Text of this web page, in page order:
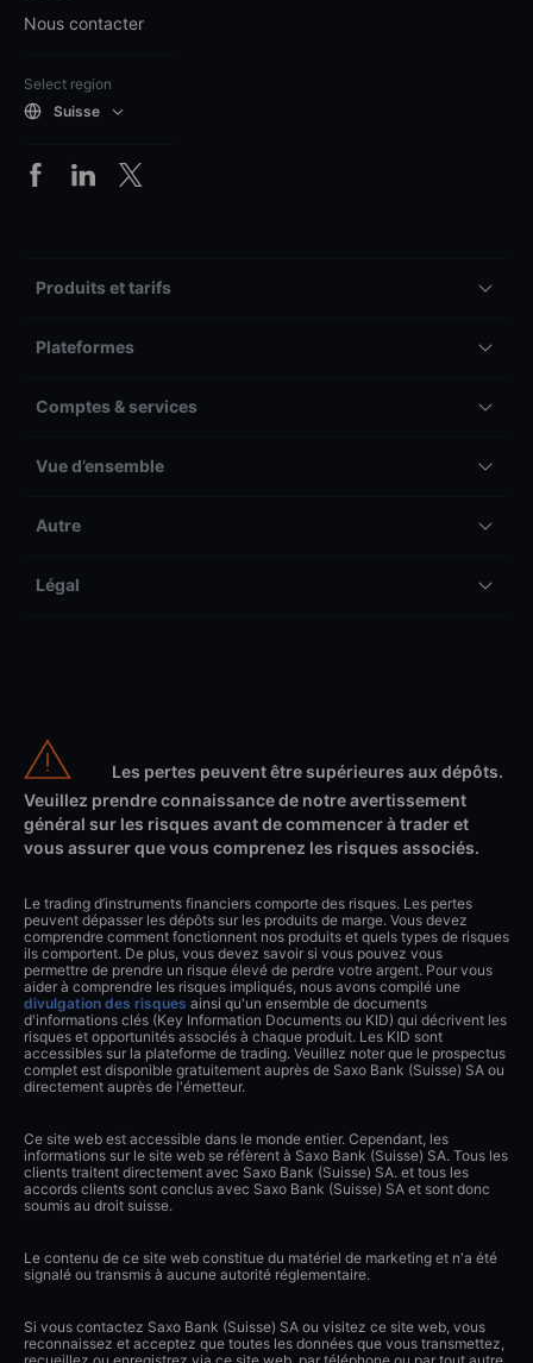
Nous contacter
Select region
Suisse
Produits et tarifs
Plateformes
Comptes & services
Vue d’ensemble
Autre
Légal
Les pertes peuvent être supérieures aux dépôts.
Veuillez prendre connaissance de notre avertissement
général sur les risques avant de commencer à trader et
vous assurer que vous comprenez les risques associés.
Le trading d’instruments financiers comporte des risques. Les pertes
peuvent dépasser les dépôts sur les produits de marge. Vous devez
comprendre comment fonctionnent nos produits et quels types de risques
ils comportent. De plus, vous devez savoir si vous pouvez vous
permettre de prendre un risque élevé de perdre votre argent. Pour vous
aider à comprendre les risques impliqués, nous avons compilé une
divulgation des risques ainsi qu'un ensemble de documents
d'informations clés (Key Information Documents ou KID) qui décrivent les
risques et opportunités associés à chaque produit. Les KID sont
accessibles sur la plateforme de trading. Veuillez noter que le prospectus
complet est disponible gratuitement auprès de Saxo Bank (Suisse) SA ou
directement auprès de l'émetteur.
Ce site web est accessible dans le monde entier. Cependant, les
informations sur le site web se réfèrent à Saxo Bank (Suisse) SA. Tous les
clients traitent directement avec Saxo Bank (Suisse) SA. et tous les
accords clients sont conclus avec Saxo Bank (Suisse) SA et sont donc
soumis au droit suisse.
Le contenu de ce site web constitue du matériel de marketing et n'a été
signalé ou transmis à aucune autorité réglementaire.
Si vous contactez Saxo Bank (Suisse) SA ou visitez ce site web, vous
reconnaissez et acceptez que toutes les données que vous transmettez,